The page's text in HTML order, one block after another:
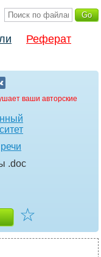
Реферат
ваши авторские
.doc
☆